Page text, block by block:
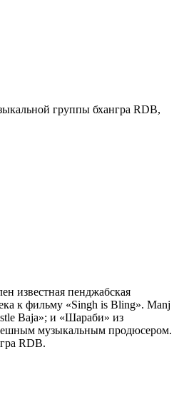
группы бхангра RDB,
известная пенджабская
к фильму «Singh is Bling». Manj
Baja»; и «Шараби» из
музыкальным продюсером.
RDB.